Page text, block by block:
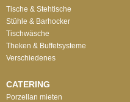
Tische & Stehtische
Stühle & Barhocker
Tischwäsche
Theken & Buffetsysteme
Verschiedenes
CATERING
Porzellan mieten